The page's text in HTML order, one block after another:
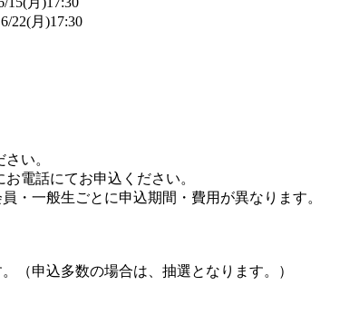
22(月)17:30
い。
電話にてお申込ください。
・一般生ごとに申込期間・費用が異なります。
（申込多数の場合は、抽選となります。）